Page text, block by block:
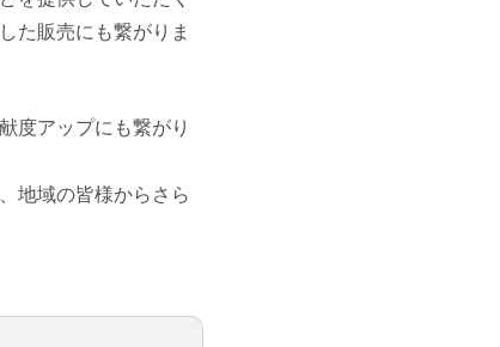
た販売にも繋がりま
度アップにも繋がり
地域の皆様からさら